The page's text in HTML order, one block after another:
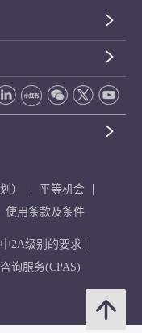
）
平等机会
使用条款及条件
2A级别的要求
询服务(CPAS)